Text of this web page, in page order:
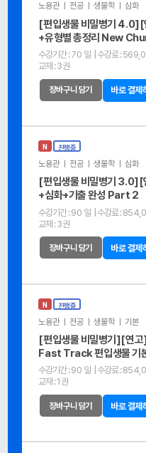
노용관 ㅣ 전공 ㅣ 생물학 ㅣ 심화
[편입생물 비밀병기
+유형별 총정리 New
수강기간 :70 일 | 수강료 :
교재 :3권
장바구니 담기 바로 결제
N 진행중
노용관 ㅣ 전공 ㅣ 생물학 ㅣ 심화
[편입생물 비밀병기
+심화+기출 완성 Part 2
수강기간 :90 일 | 수강료 :
교재 :3권
장바구니 담기 바로 결제
N 진행중
노용관 ㅣ 전공 ㅣ 생물학 ㅣ 기본
[편입생물 비밀병기][연
Fast Track 편입생물 기
수강기간 :90 일 | 수강료 :
교재 :1권
장바구니 담기 바로 결제